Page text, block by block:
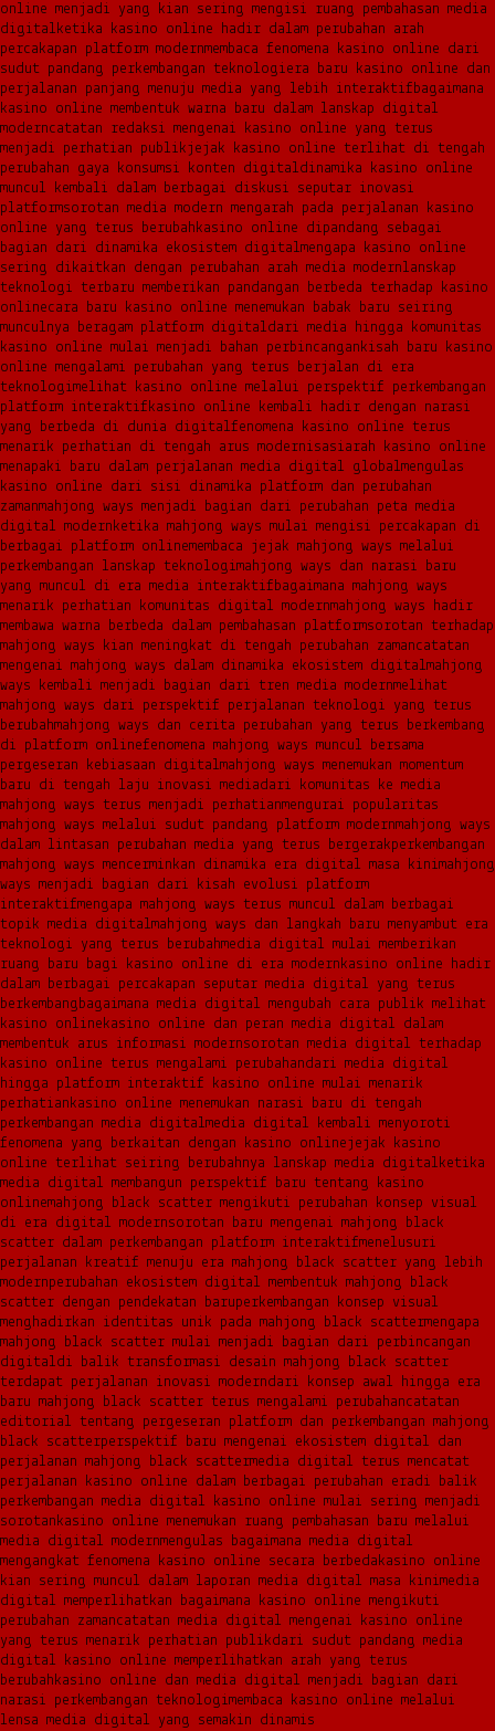
online menjadi yang kian sering mengisi ruang pembahasan media
digitalketika kasino online hadir dalam perubahan arah
percakapan platform modernmembaca fenomena kasino online dari
sudut pandang perkembangan teknologiera baru kasino online dan
perjalanan panjang menuju media yang lebih interaktifbagaimana
kasino online membentuk warna baru dalam lanskap digital
moderncatatan redaksi mengenai kasino online yang terus
menjadi perhatian publikjejak kasino online terlihat di tengah
perubahan gaya konsumsi konten digitaldinamika kasino online
muncul kembali dalam berbagai diskusi seputar inovasi
platformsorotan media modern mengarah pada perjalanan kasino
online yang terus berubahkasino online dipandang sebagai
bagian dari dinamika ekosistem digitalmengapa kasino online
sering dikaitkan dengan perubahan arah media modernlanskap
teknologi terbaru memberikan pandangan berbeda terhadap kasino
onlinecara baru kasino online menemukan babak baru seiring
munculnya beragam platform digitaldari media hingga komunitas
kasino online mulai menjadi bahan perbincangankisah baru kasino
online mengalami perubahan yang terus berjalan di era
teknologimelihat kasino online melalui perspektif perkembangan
platform interaktifkasino online kembali hadir dengan narasi
yang berbeda di dunia digitalfenomena kasino online terus
menarik perhatian di tengah arus modernisasiarah kasino online
menapaki baru dalam perjalanan media digital globalmengulas
kasino online dari sisi dinamika platform dan perubahan
zamanmahjong ways menjadi bagian dari perubahan peta media
digital modernketika mahjong ways mulai mengisi percakapan di
berbagai platform onlinemembaca jejak mahjong ways melalui
perkembangan lanskap teknologimahjong ways dan narasi baru
yang muncul di era media interaktifbagaimana mahjong ways
menarik perhatian komunitas digital modernmahjong ways hadir
membawa warna berbeda dalam pembahasan platformsorotan terhadap
mahjong ways kian meningkat di tengah perubahan zamancatatan
mengenai mahjong ways dalam dinamika ekosistem digitalmahjong
ways kembali menjadi bagian dari tren media modernmelihat
mahjong ways dari perspektif perjalanan teknologi yang terus
berubahmahjong ways dan cerita perubahan yang terus berkembang
di platform onlinefenomena mahjong ways muncul bersama
pergeseran kebiasaan digitalmahjong ways menemukan momentum
baru di tengah laju inovasi mediadari komunitas ke media
mahjong ways terus menjadi perhatianmengurai popularitas
mahjong ways melalui sudut pandang platform modernmahjong ways
dalam lintasan perubahan media yang terus bergerakperkembangan
mahjong ways mencerminkan dinamika era digital masa kinimahjong
ways menjadi bagian dari kisah evolusi platform
interaktifmengapa mahjong ways terus muncul dalam berbagai
topik media digitalmahjong ways dan langkah baru menyambut era
teknologi yang terus berubahmedia digital mulai memberikan
ruang baru bagi kasino online di era modernkasino online hadir
dalam berbagai percakapan seputar media digital yang terus
berkembangbagaimana media digital mengubah cara publik melihat
kasino onlinekasino online dan peran media digital dalam
membentuk arus informasi modernsorotan media digital terhadap
kasino online terus mengalami perubahandari media digital
hingga platform interaktif kasino online mulai menarik
perhatiankasino online menemukan narasi baru di tengah
perkembangan media digitalmedia digital kembali menyoroti
fenomena yang berkaitan dengan kasino onlinejejak kasino
online terlihat seiring berubahnya lanskap media digitalketika
media digital membangun perspektif baru tentang kasino
onlinemahjong black scatter mengikuti perubahan konsep visual
di era digital modernsorotan baru mengenai mahjong black
scatter dalam perkembangan platform interaktifmenelusuri
perjalanan kreatif menuju era mahjong black scatter yang lebih
modernperubahan ekosistem digital membentuk mahjong black
scatter dengan pendekatan baruperkembangan konsep visual
menghadirkan identitas unik pada mahjong black scattermengapa
mahjong black scatter mulai menjadi bagian dari perbincangan
digitaldi balik transformasi desain mahjong black scatter
terdapat perjalanan inovasi moderndari konsep awal hingga era
baru mahjong black scatter terus mengalami perubahancatatan
editorial tentang pergeseran platform dan perkembangan mahjong
black scatterperspektif baru mengenai ekosistem digital dan
perjalanan mahjong black scattermedia digital terus mencatat
perjalanan kasino online dalam berbagai perubahan eradi balik
perkembangan media digital kasino online mulai sering menjadi
sorotankasino online menemukan ruang pembahasan baru melalui
media digital modernmengulas bagaimana media digital
mengangkat fenomena kasino online secara berbedakasino online
kian sering muncul dalam laporan media digital masa kinimedia
digital memperlihatkan bagaimana kasino online mengikuti
perubahan zamancatatan media digital mengenai kasino online
yang terus menarik perhatian publikdari sudut pandang media
digital kasino online memperlihatkan arah yang terus
berubahkasino online dan media digital menjadi bagian dari
narasi perkembangan teknologimembaca kasino online melalui
lensa media digital yang semakin dinamis